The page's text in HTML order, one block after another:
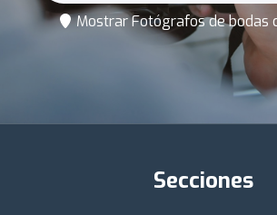
Mostrar Fotógrafos de bodas
Secciones